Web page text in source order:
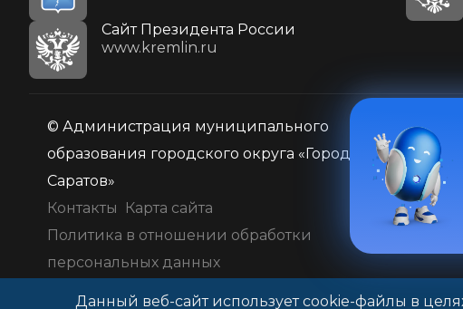
Cайт Президента России
www.kremlin.ru
© Администрация муниципального
образования городского округа «Город
Саратов»
Контакты
Карта сайта
Политика в отношении обработки
персональных данных
Данный веб-сайт использует cookie-файлы в